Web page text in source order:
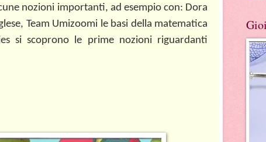
nozioni importanti, ad esempio con: Dora
Team Umizoomi le basi della matematica
si scoprono le prime nozioni riguardanti